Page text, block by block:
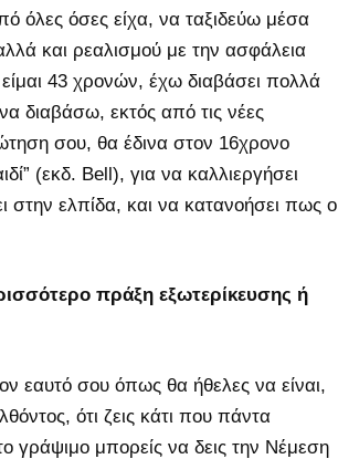
όλες όσες είχα, να ταξιδεύω μέσα
και ρεαλισμού με την ασφάλεια
43 χρονών, έχω διαβάσει πολλά
διαβάσω, εκτός από τις νέες
σου, θα έδινα στον 16χρονο
(εκδ. Bell), για να καλλιεργήσει
στην ελπίδα, και να κατανοήσει πως ο
πράξη εξωτερίκευσης ή
εαυτό σου όπως θα ήθελες να είναι,
ότι ζεις κάτι που πάντα
γράψιμο μπορείς να δεις την Νέμεση